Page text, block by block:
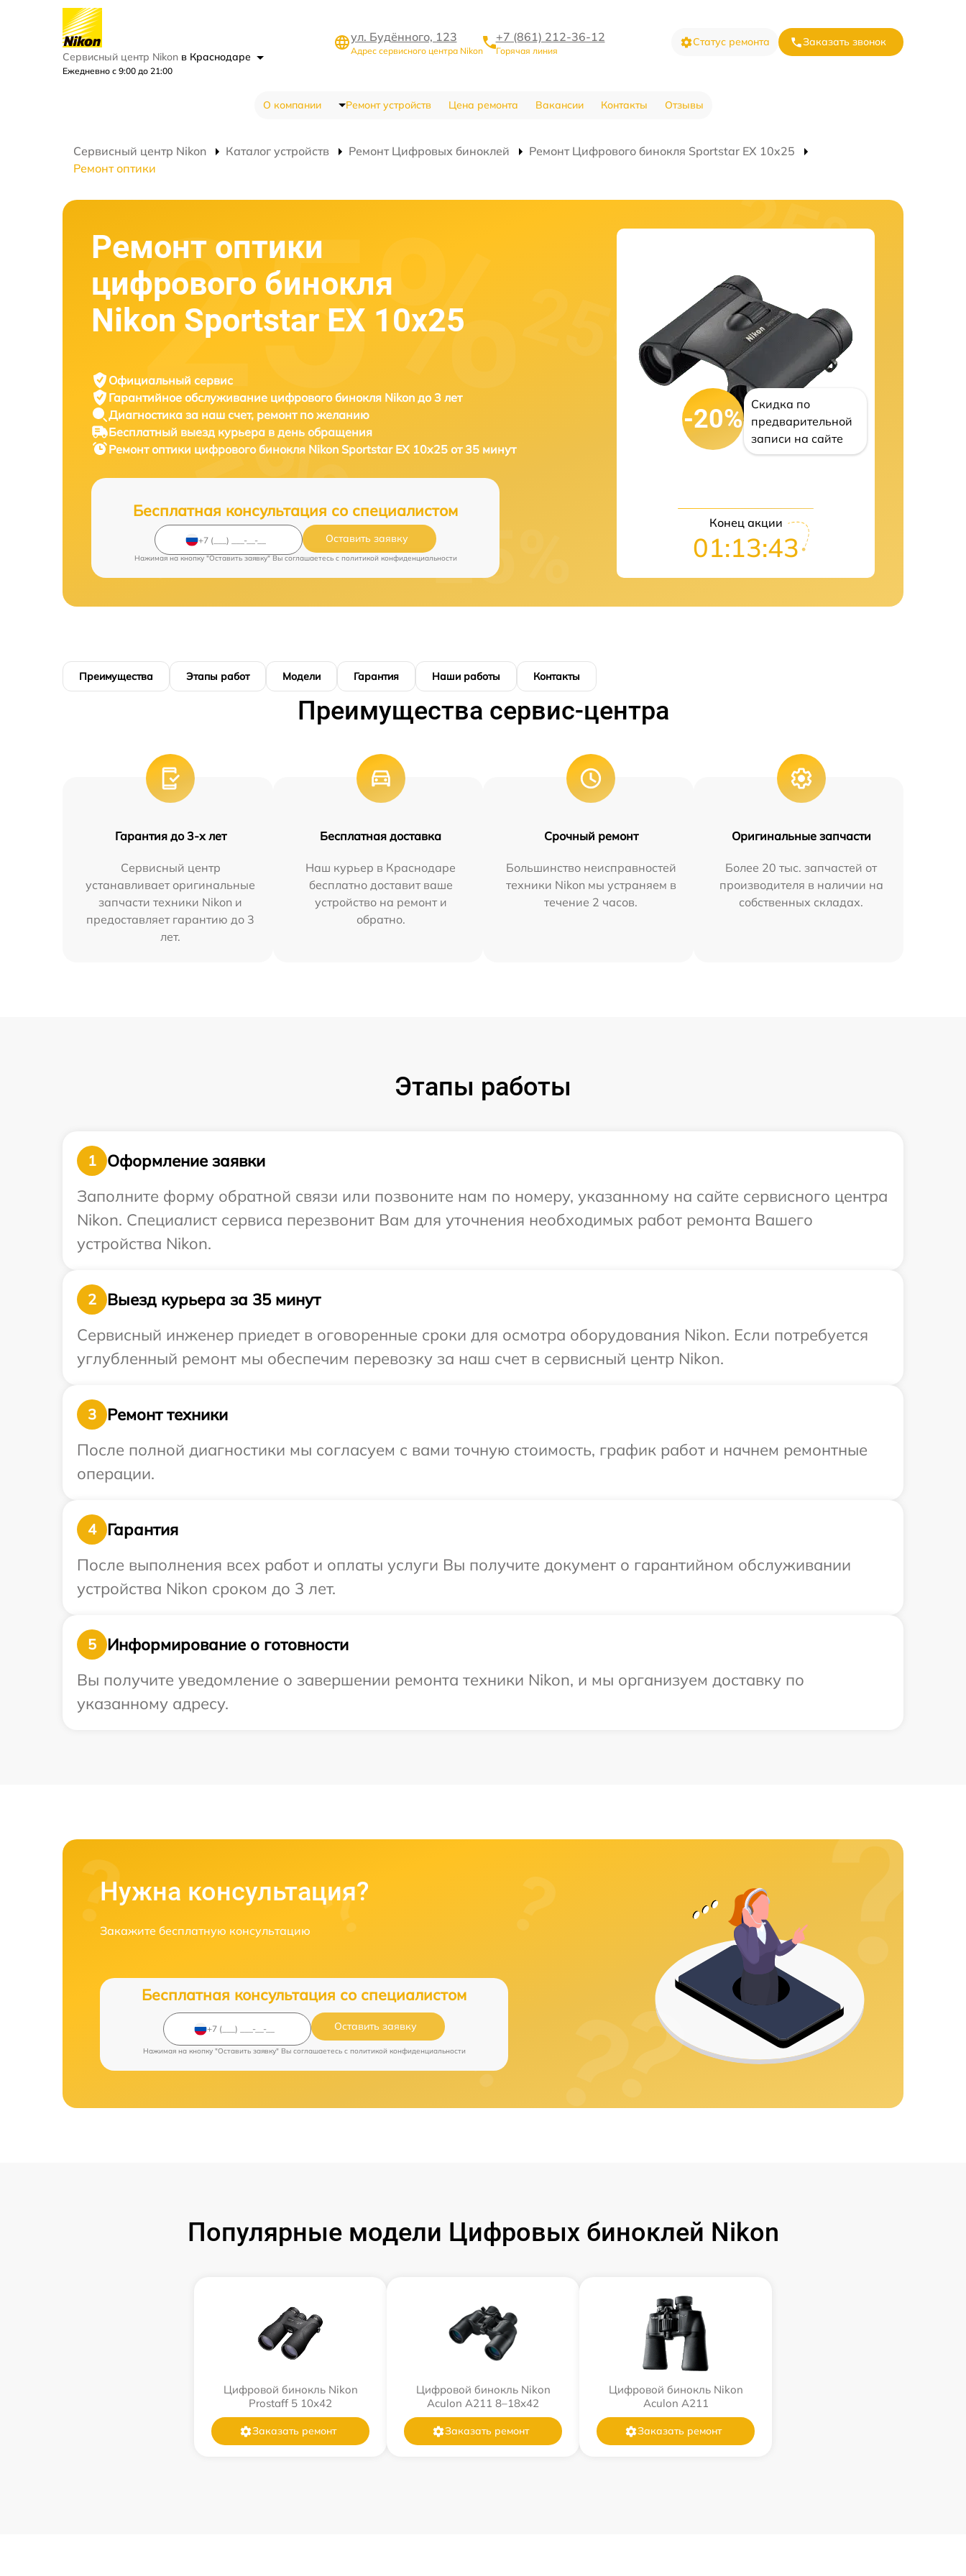
Сервисный центр Nikon в Краснодаре
Ежедневно с 9:00 до 21:00
ул. Будённого, 123
Адрес сервисного центра Nikon
+7 (861) 212-36-12
Горячая линия
Статус ремонта Заказать звонок
О компании Ремонт устройств Цена ремонта Вакансии Контакты Отзывы
Сервисный центр Nikon Каталог устройств Ремонт Цифровых биноклей
Ремонт Цифрового бинокля Sportstar EX 10x25
Ремонт оптики
Ремонт оптики
цифрового бинокля
Nikon Sportstar EX 10x25
Официальный сервис
Гарантийное обслуживание цифрового бинокля Nikon до 3 лет
Диагностика за наш счет, ремонт по желанию
Бесплатный выезд курьера в день обращения
Ремонт оптики цифрового бинокля Nikon Sportstar EX 10x25 от 35 минут
Бесплатная консультация со специалистом
Оставить заявку
Нажимая на кнопку "Оставить заявку" Вы соглашаетесь c политикой конфиденциальности
-20%
Скидка по
предварительной
записи на сайте
Конец акции
01:13:42
Преимущества Этапы работ Модели Гарантия Наши работы Контакты
Преимущества сервис-центра
Гарантия до 3-х лет
Сервисный центр
устанавливает оригинальные
запчасти техники Nikon и
предоставляет гарантию до 3
лет.
Бесплатная доставка
Наш курьер в Краснодаре
бесплатно доставит ваше
устройство на ремонт и
обратно.
Срочный ремонт
Большинство неисправностей
техники Nikon мы устраняем в
течение 2 часов.
Оригинальные запчасти
Более 20 тыс. запчастей от
производителя в наличии на
собственных складах.
Этапы работы
1
Оформление заявки
Заполните форму обратной связи или позвоните нам по номеру, указанному на сайте сервисного центра
Nikon. Специалист сервиса перезвонит Вам для уточнения необходимых работ ремонта Вашего
устройства Nikon.
2
Выезд курьера за 35 минут
Сервисный инженер приедет в оговоренные сроки для осмотра оборудования Nikon. Если потребуется
углубленный ремонт мы обеспечим перевозку за наш счет в сервисный центр Nikon.
3
Ремонт техники
После полной диагностики мы согласуем с вами точную стоимость, график работ и начнем ремонтные
операции.
4
Гарантия
После выполнения всех работ и оплаты услуги Вы получите документ о гарантийном обслуживании
устройства Nikon сроком до 3 лет.
5
Информирование о готовности
Вы получите уведомление о завершении ремонта техники Nikon, и мы организуем доставку по
указанному адресу.
Нужна консультация?
Закажите бесплатную консультацию
Бесплатная консультация со специалистом
Оставить заявку
Нажимая на кнопку "Оставить заявку" Вы соглашаетесь c политикой конфиденциальности
Популярные модели Цифровых биноклей Nikon
Цифровой бинокль Nikon
Prostaff 5 10x42
Заказать ремонт
Цифровой бинокль Nikon
Aculon A211 8–18x42
Заказать ремонт
Цифровой бинокль Nikon
Aculon A211
Заказать ремонт